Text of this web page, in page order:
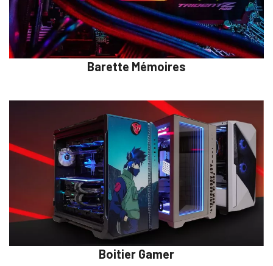
Barette Mémoires
Boitier Gamer